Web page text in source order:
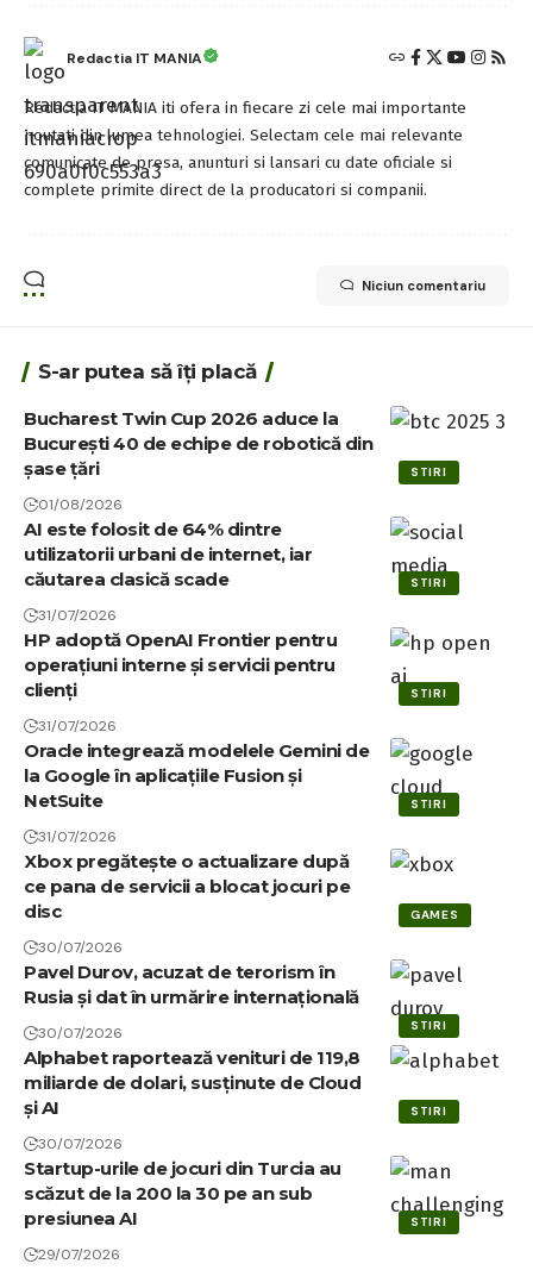
Redactia IT MANIA
Redactia IT MANIA iti ofera in fiecare zi cele mai importante
noutati din lumea tehnologiei. Selectam cele mai relevante
comunicate de presa, anunturi si lansari cu date oficiale si
complete primite direct de la producatori si companii.
Niciun comentariu
S-ar putea să îți placă
STIRI
Bucharest Twin Cup 2026 aduce la
București 40 de echipe de robotică din
șase țări
01/08/2026
STIRI
AI este folosit de 64% dintre
utilizatorii urbani de internet, iar
căutarea clasică scade
31/07/2026
STIRI
HP adoptă OpenAI Frontier pentru
operațiuni interne și servicii pentru
clienți
31/07/2026
STIRI
Oracle integrează modelele Gemini de
la Google în aplicațiile Fusion și
NetSuite
31/07/2026
GAMES
Xbox pregătește o actualizare după
ce pana de servicii a blocat jocuri pe
disc
30/07/2026
STIRI
Pavel Durov, acuzat de terorism în
Rusia și dat în urmărire internațională
30/07/2026
STIRI
Alphabet raportează venituri de 119,8
miliarde de dolari, susținute de Cloud
și AI
30/07/2026
STIRI
Startup-urile de jocuri din Turcia au
scăzut de la 200 la 30 pe an sub
presiunea AI
29/07/2026